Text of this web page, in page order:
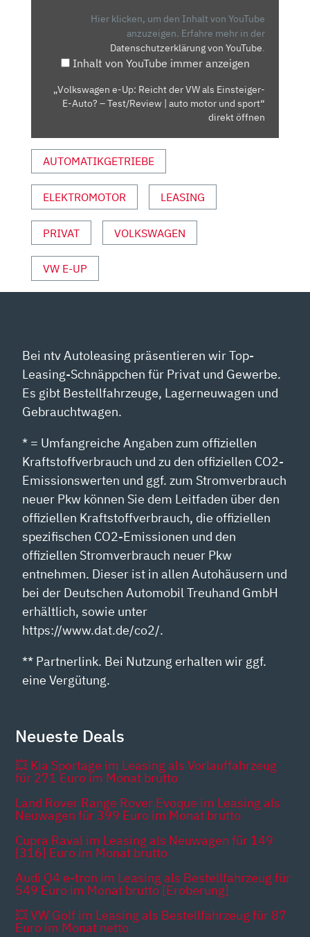
EINSTEIGER-
AUTO?
|
AUTO
MOTOR
UND
VON
YOUTUBE
ANZEIGEN
Hier klicken, um den Inhalt von YouTube
anzuzeigen. Erfahre mehr in der
Datenschutzerklärung von YouTube.
Inhalt von YouTube immer anzeigen
„Volkswagen e-Up: Reicht der VW als Einsteiger-
E-Auto? – Test/Review | auto motor und sport“
direkt öffnen
AUTOMATIKGETRIEBE
ELEKTROMOTOR LEASING
PRIVAT VOLKSWAGEN
VW E-UP
Bei ntv Autoleasing präsentieren wir Top-
Leasing-Schnäppchen für Privat und Gewerbe.
Es gibt Bestellfahrzeuge, Lagerneuwagen und
Gebrauchtwagen.
* = Umfangreiche Angaben zum offiziellen
Kraftstoffverbrauch und zu den offiziellen CO2-
Emissionswerten und ggf. zum Stromverbrauch
neuer Pkw können Sie dem Leitfaden über den
offiziellen Kraftstoffverbrauch, die offiziellen
spezifischen CO2-Emissionen und den
offiziellen Stromverbrauch neuer Pkw
entnehmen. Dieser ist in allen Autohäusern und
bei der Deutschen Automobil Treuhand GmbH
erhältlich, sowie unter
https://www.dat.de/co2/.
** Partnerlink. Bei Nutzung erhalten wir ggf.
eine Vergütung.
Neueste Deals
💥 Kia Sportage im Leasing als Vorlauffahrzeug
für 271 Euro im Monat brutto
Land Rover Range Rover Evoque im Leasing als
Neuwagen für 399 Euro im Monat brutto
Cupra Raval im Leasing als Neuwagen für 149
[316] Euro im Monat brutto
Audi Q4 e-tron im Leasing als Bestellfahrzeug für
549 Euro im Monat brutto [Eroberung]
💥 VW Golf im Leasing als Bestellfahrzeug für 87
Euro im Monat netto